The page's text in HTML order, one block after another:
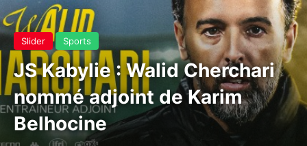
Slider Sports
JS Kabylie : Walid Cherchari
nommé adjoint de Karim
Belhocine